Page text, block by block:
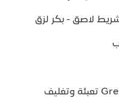
لاصق - بكر لزق